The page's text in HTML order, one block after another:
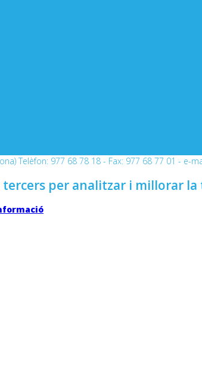
Telèfon: 977 68 78 18 - Fax: 977 68 77 01 - e-
per analitzar i millorar la